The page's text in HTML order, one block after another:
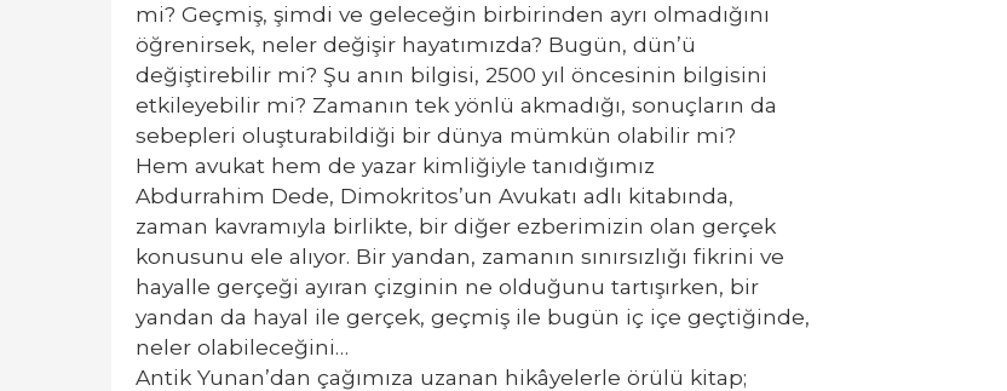
mi? Geçmiş, şimdi ve geleceğin birbirinden ayrı olmadığını
öğrenirsek, neler değişir hayatımızda? Bugün, dün’ü
değiştirebilir mi? Şu anın bilgisi, 2500 yıl öncesinin bilgisini
etkileyebilir mi? Zamanın tek yönlü akmadığı, sonuçların da
sebepleri oluşturabildiği bir dünya mümkün olabilir mi?
Hem avukat hem de yazar kimliğiyle tanıdığımız
Abdurrahim Dede, Dimokritos’un Avukatı adlı kitabında,
zaman kavramıyla birlikte, bir diğer ezberimizin olan gerçek
konusunu ele alıyor. Bir yandan, zamanın sınırsızlığı fikrini ve
hayalle gerçeği ayıran çizginin ne olduğunu tartışırken, bir
yandan da hayal ile gerçek, geçmiş ile bugün iç içe geçtiğinde,
neler olabileceğini…
Antik Yunan’dan çağımıza uzanan hikâyelerle örülü kitap;